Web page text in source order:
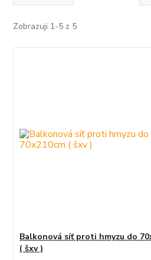
Zobrazuji 1-5 z 5
Balkonová síť proti hmyzu do
( šxv )